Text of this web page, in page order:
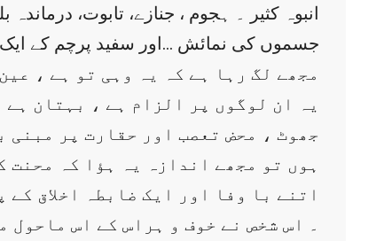
انبوہ کثیر ۔ ہجوم ، جنازے، تابوت،
جسموں کی نمائش …اور سفید پرچم کے ایک
مجھے لگ رہا ہے کہ یہ وہی تو ہے ،
یہ ان لوگوں پر الزام ہے ، بہتان
جھوٹ ، محض تعصب اور حقارت پر مبنی
ہوں تو مجھے اندازہ یہ ہؤا کہ
اتنے با وفا اور ایک ضابطہ اخلاق
۔ اس شخص نے خوف و ہراس کے اس